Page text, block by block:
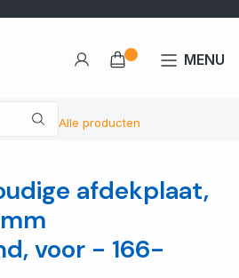
Alle producten
MENU
afdekplaat,
voor - 166-